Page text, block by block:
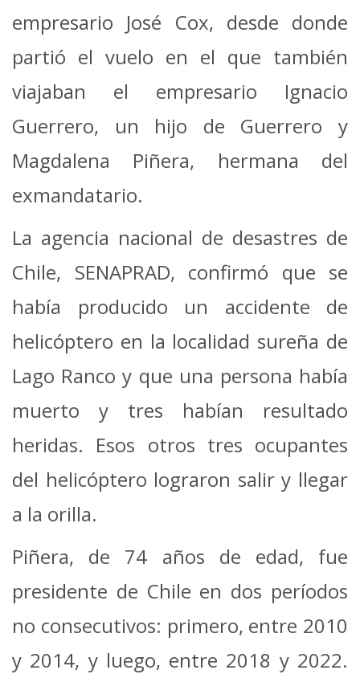
empresario José Cox, desde donde
partió el vuelo en el que también
viajaban el empresario Ignacio
Guerrero, un hijo de Guerrero y
Magdalena Piñera, hermana del
exmandatario.
La agencia nacional de desastres de
Chile, SENAPRAD, confirmó que se
había producido un accidente de
helicóptero en la localidad sureña de
Lago Ranco y que una persona había
muerto y tres habían resultado
heridas. Esos otros tres ocupantes
del helicóptero lograron salir y llegar
a la orilla.
Piñera, de 74 años de edad, fue
presidente de Chile en dos períodos
no consecutivos: primero, entre 2010
y 2014, y luego, entre 2018 y 2022.